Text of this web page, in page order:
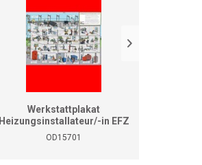
Werkstattplakat
Heizungsinstallateur/-in EFZ
(Format A1)
OD15701